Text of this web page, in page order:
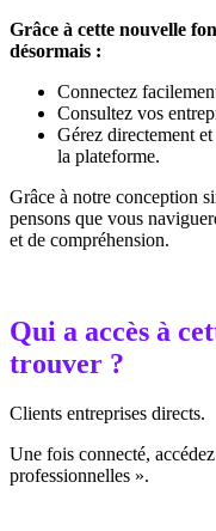
Grâce à cette nouvelle
désormais :
Connectez
Consultez vos
Gérez directement
la plateforme.
Grâce à notre conception
pensons que vous
et de compréhension.
Qui a accès à
trouver ?
Clients entreprises directs.
Une fois connecté,
professionnelles ».